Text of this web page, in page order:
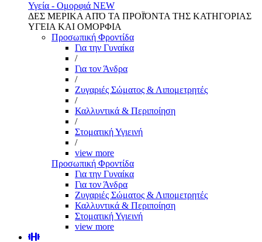
Υγεία - Ομορφιά NEW
ΔΕΣ ΜΕΡΙΚΑ ΑΠΌ ΤΑ ΠΡΟΪΌΝΤΑ ΤΗΣ ΚΑΤΗΓΟΡΙΑΣ
ΥΓΕΙΑ ΚΑΙ ΟΜΟΡΦΙΑ
Προσωπική Φροντίδα
Για την Γυναίκα
/
Για τον Άνδρα
/
Ζυγαριές Σώματος & Λιπομετρητές
/
Καλλυντικά & Περιποίηση
/
Στοματική Υγιεινή
/
view more
Προσωπική Φροντίδα
Για την Γυναίκα
Για τον Άνδρα
Ζυγαριές Σώματος & Λιπομετρητές
Καλλυντικά & Περιποίηση
Στοματική Υγιεινή
view more